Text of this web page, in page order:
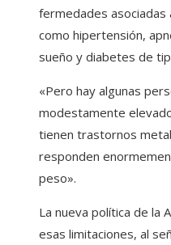
fermedades asociadas
como hipertensión,
sueño y diabetes de
«Pero hay algunas
modestamente
tienen trastornos
responden
peso».
La nueva política de la
esas limitaciones, al